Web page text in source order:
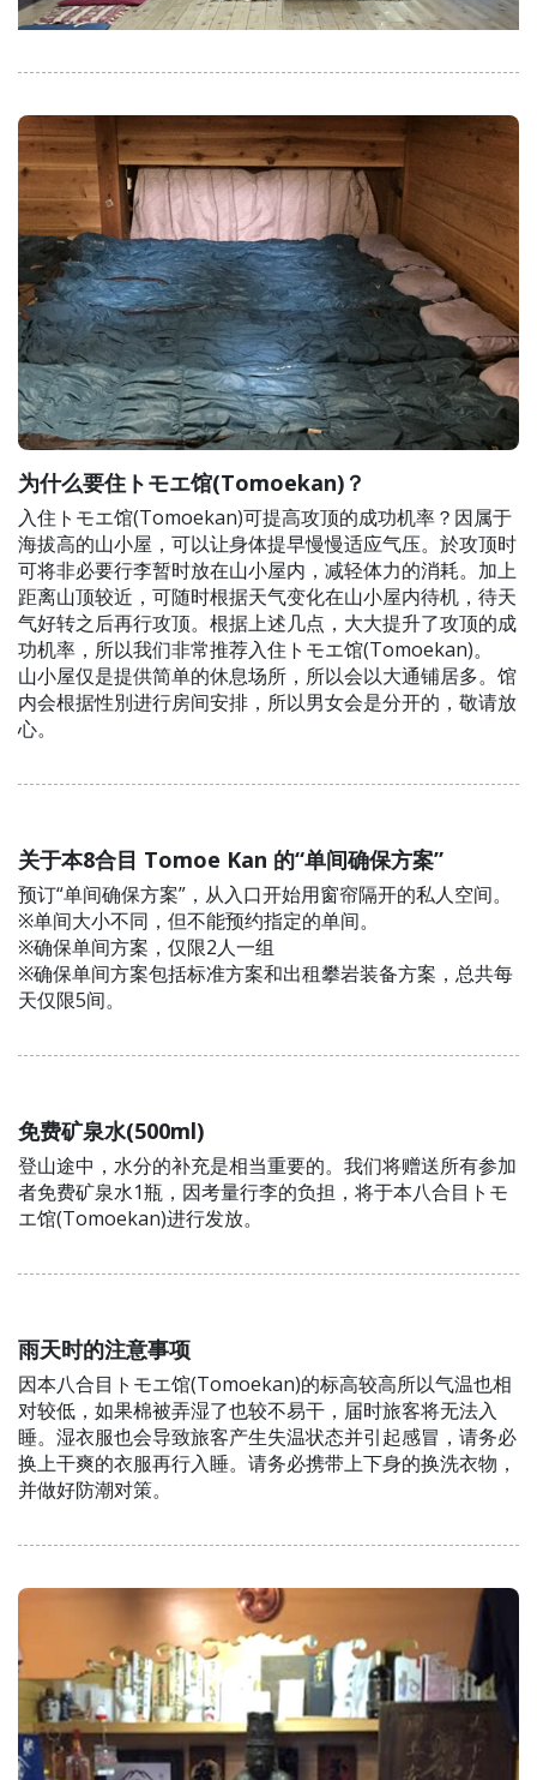
为什么要住トモエ馆(Tomoekan)？
入住トモエ馆(Tomoekan)可提高攻顶的成功机率？因属于
海拔高的山小屋，可以让身体提早慢慢适应气压。於攻顶时
可将非必要行李暂时放在山小屋内，减轻体力的消耗。加上
距离山顶较近，可随时根据天气变化在山小屋内待机，待天
气好转之后再行攻顶。根据上述几点，大大提升了攻顶的成
功机率，所以我们非常推荐入住トモエ馆(Tomoekan)。
山小屋仅是提供简单的休息场所，所以会以大通铺居多。馆
内会根据性別进行房间安排，所以男女会是分开的，敬请放
心。
关于本8合目 Tomoe Kan 的“单间确保方案”
预订“单间确保方案”，从入口开始用窗帘隔开的私人空间。
※单间大小不同，但不能预约指定的单间。
※确保单间方案，仅限2人一组
※确保单间方案包括标准方案和出租攀岩装备方案，总共每
天仅限5间。
免费矿泉水(500ml)
登山途中，水分的补充是相当重要的。我们将赠送所有参加
者免费矿泉水1瓶，因考量行李的负担，将于本八合目トモ
エ馆(Tomoekan)进行发放。
雨天时的注意事项
因本八合目トモエ馆(Tomoekan)的标高较高所以气温也相
对较低，如果棉被弄湿了也较不易干，届时旅客将无法入
睡。湿衣服也会导致旅客产生失温状态并引起感冒，请务必
换上干爽的衣服再行入睡。请务必携带上下身的换洗衣物，
并做好防潮对策。